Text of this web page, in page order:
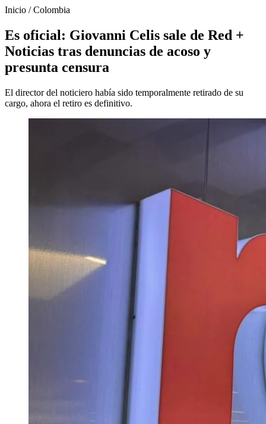
Inicio /Colombia
Es oficial: Giovanni Celis sale de Red +
Noticias tras denuncias de acoso y
presunta censura
El director del noticiero había sido temporalmente retirado de su
cargo, ahora el retiro es definitivo.